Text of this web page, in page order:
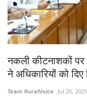
नकली कीटनाशकों
ने अधिकारियों को दिए
Team RuralVoice Jul 25, 2025